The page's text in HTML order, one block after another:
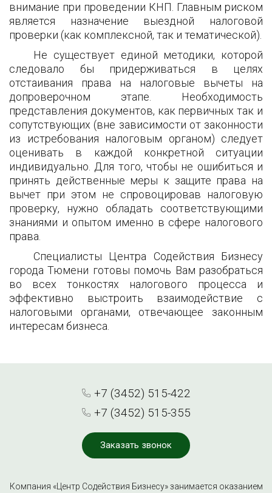
внимание при проведении КНП. Главным риском
является назначение выездной налоговой
проверки (как комплексной, так и тематической).
Не существует единой методики, которой
следовало бы придерживаться в целях
отстаивания права на налоговые вычеты на
допроверочном этапе. Необходимость
представления документов, как первичных так и
сопутствующих (вне зависимости от законности
из истребования налоговым органом) следует
оценивать в каждой конкретной ситуации
индивидуально. Для того, чтобы не ошибиться и
принять действенные меры к защите права на
вычет при этом не спровоцировав налоговую
проверку, нужно обладать соответствующими
знаниями и опытом именно в сфере налогового
права.
Специалисты Центра Содействия Бизнесу
города Тюмени готовы помочь Вам разобраться
во всех тонкостях налогового процесса и
эффективно выстроить взаимодействие с
налоговыми органами, отвечающее законным
интересам бизнеса.
+7 (3452) 515-422
+7 (3452) 515-355
Заказать звонок
Компания «Центр Содействия Бизнесу» занимается оказанием